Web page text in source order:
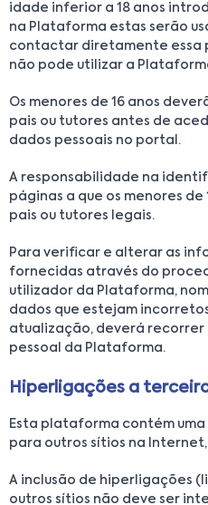
idade inferior a 18 anos
na Plataforma estas serão
contactar diretamente essa
não pode utilizar a
Os menores de 16 anos
pais ou tutores antes de
dados pessoais no portal.
A responsabilidade na
páginas a que os menores de
pais ou tutores legais.
Para verificar e alterar as
fornecidas através do
utilizador da Plataforma,
dados que estejam
atualização, deverá recorrer
pessoal da Plataforma.
Hiperligações a
Esta plataforma contém
para outros sítios na
A inclusão de hiperligações
outros sítios não deve ser